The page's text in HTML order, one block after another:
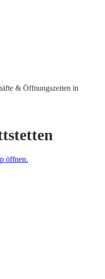
& Öffnungszeiten in
öffnen.